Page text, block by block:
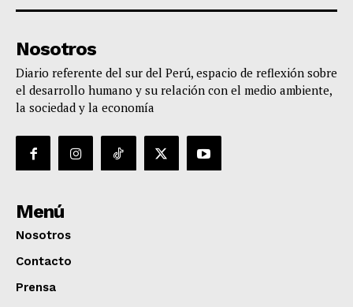
Nosotros
Diario referente del sur del Perú, espacio de reflexión sobre
el desarrollo humano y su relación con el medio ambiente,
la sociedad y la economía
Menú
Nosotros
Contacto
Prensa